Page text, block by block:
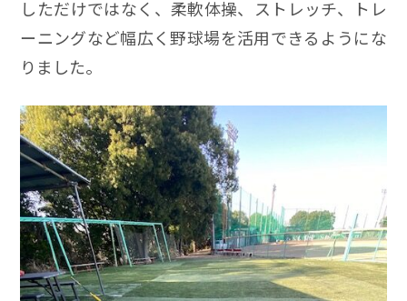
しただけではなく、柔軟体操、ストレッチ、トレ
ーニングなど幅広く野球場を活用できるようにな
りました。